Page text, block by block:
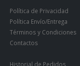
Política de Privacidad
Política Envío/Entrega
Términos y Condiciones
Contactos
Historial de Pedidos